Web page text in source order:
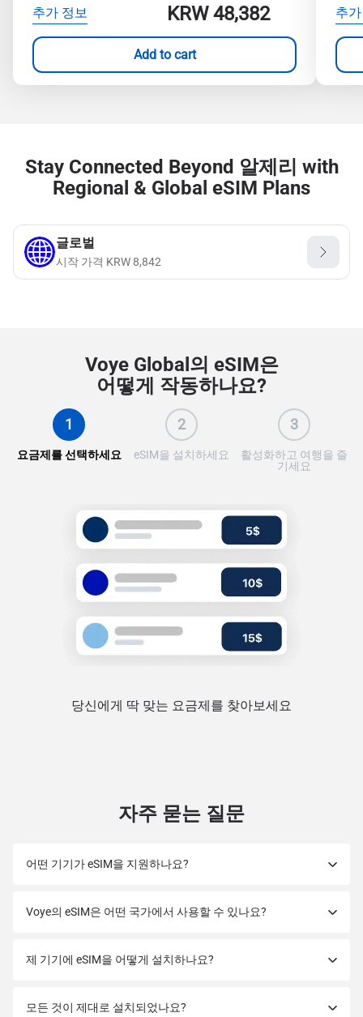
추가 정보 KRW 48,382
Add to cart
추
Stay Connected Beyond 알제리 with
Regional & Global eSIM Plans
글로벌
시작 가격 KRW8,842
Voye Global의 eSIM은
어떻게 작동하나요?
1
요금제를 선택하세요
2
eSIM을 설치하세요
3
활성화하고 여행을 즐
기세요
당신에게 딱 맞는 요금제를 찾아보세요
자주 묻는 질문
어떤 기기가 eSIM을 지원하나요?
Voye의 eSIM은 어떤 국가에서 사용할 수 있나요?
제 기기에 eSIM을 어떻게 설치하나요?
모든 것이 제대로 설치되었나요?